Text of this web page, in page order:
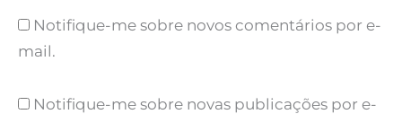
Notifique-me sobre novos comentários por e-
mail.
Notifique-me sobre novas publicações por e-